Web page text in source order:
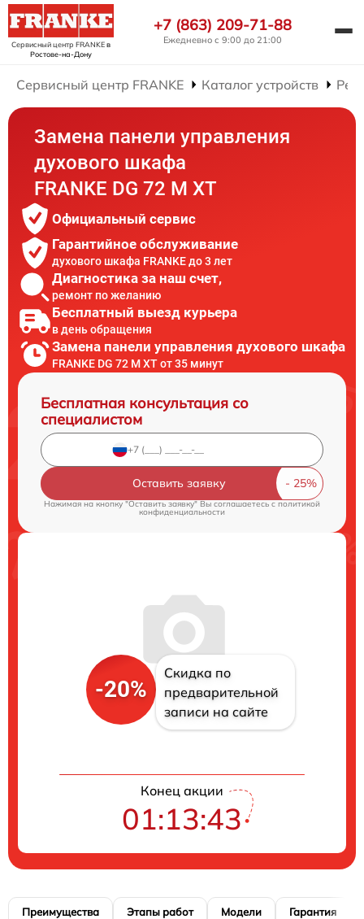
Сервисный центр FRANKEв
Ростове-на-Дону
+7 (863) 209-71-88
Ежедневно с 9:00 до 21:00
Сервисный центр FRANKE Каталог устройств
Замена панели управления
духового шкафа
FRANKE DG 72 M XT
Официальный сервис
Гарантийное обслуживание
духового шкафа FRANKE до 3 лет
Диагностика за наш счет,
ремонт по желанию
Бесплатный выезд курьера
в день обращения
Замена панели управления духового шкафа
FRANKE DG 72 M XT от 35 минут
Бесплатная консультация со
специалистом
Оставить заявку
Нажимая на кнопку "Оставить заявку" Вы соглашаетесь cполитикой
конфиденциальности
-20%
Скидка по
предварительной
записи на сайте
Конец акции
01:13:42
Преимущества Этапы работ Модели Гарантия